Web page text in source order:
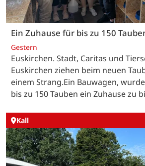
Ein Zuhause für bis zu 150
Gestern
Euskirchen. Stadt, Caritas und
Euskirchen ziehen beim neuen
einem Strang.Ein Bauwagen,
bis zu 150 Tauben ein Zuhause zu
Kall